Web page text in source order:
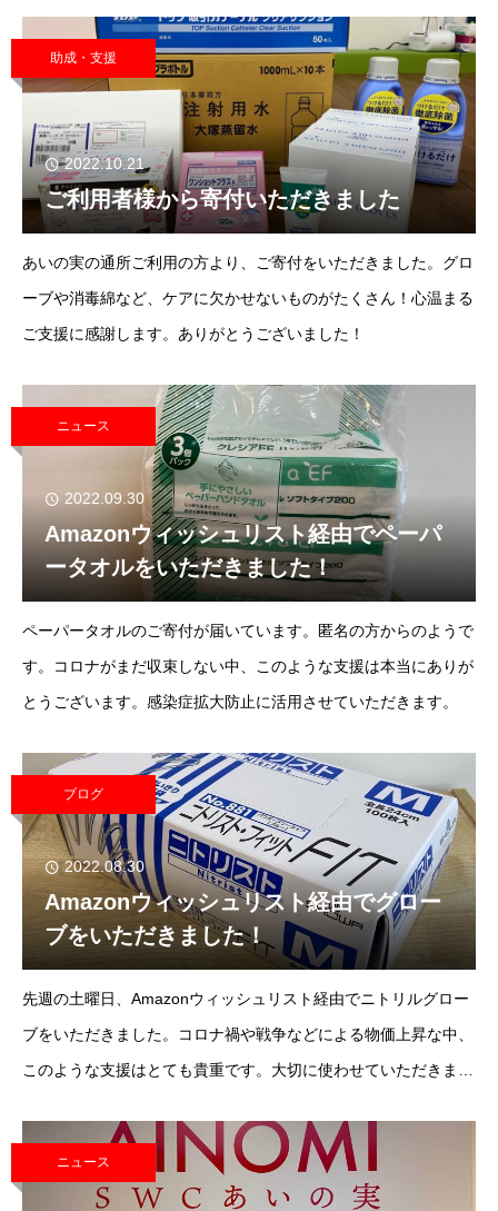
何で拭いておられるでしょうか。私は絶対ペーパー
助成・支援
2022.10.21
ご利用者様から寄付いただきました
あいの実の通所ご利用の方より、ご寄付をいただきました。グロ
ーブや消毒綿など、ケアに欠かせないものがたくさん！心温まる
ご支援に感謝します。ありがとうございました！
ニュース
2022.09.30
Amazonウィッシュリスト経由でペーパ
ータオルをいただきました！
ペーパータオルのご寄付が届いています。匿名の方からのようで
す。コロナがまだ収束しない中、このような支援は本当にありが
とうございます。感染症拡大防止に活用させていただきます。
ブログ
2022.08.30
Amazonウィッシュリスト経由でグロー
ブをいただきました！
先週の土曜日、Amazonウィッシュリスト経由でニトリルグロー
ブをいただきました。コロナ禍や戦争などによる物価上昇な中、
このような支援はとても貴重です。大切に使わせていただきま
ニュース